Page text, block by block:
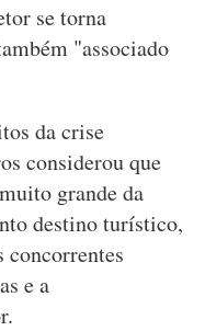
se torna
"associado
da crise
considerou que
grande da
destino turístico,
concorrentes
e a